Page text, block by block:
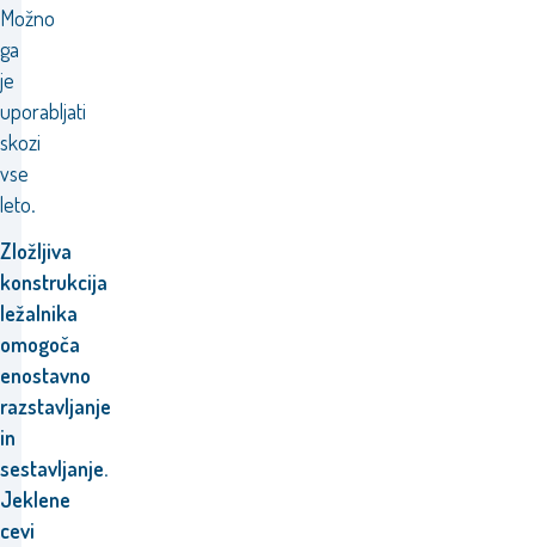
Možno
ga
je
uporabljati
skozi
vse
leto.
Zložljiva
konstrukcija
ležalnika
omogoča
enostavno
razstavljanje
in
sestavljanje.
Jeklene
cevi